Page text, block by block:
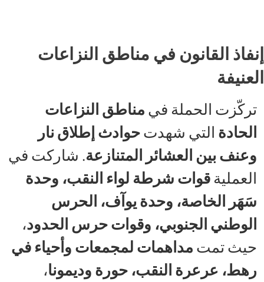
إنفاذ القانون في مناطق النزاعات
العنيفة
تركّزت الحملة في مناطق النزاعات
الحادة التي شهدتحوادث إطلاق نار
وعنف بين العشائر المتنازعة. شاركت في
العمليةقوات شرطة لواء النقب، وحدة
سَهَر الخاصة، وحدة يوآف، الحرس
الوطني الجنوبي، وقوات حرس الحدود،
حيث تمت مداهمات لمجمعات وأحياء في
رهط، عرعرة النقب، حورة وديمونا،